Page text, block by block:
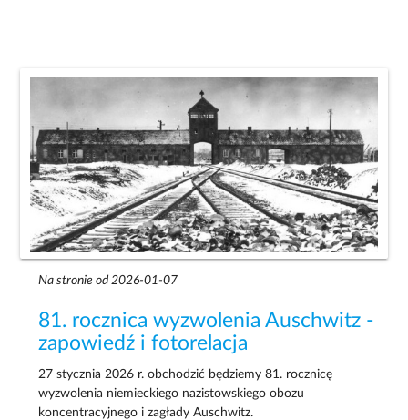
Na stronie od 2026-01-07
81. rocznica wyzwolenia Auschwitz -
zapowiedź i fotorelacja
27 stycznia 2026 r. obchodzić będziemy 81. rocznicę
wyzwolenia niemieckiego nazistowskiego obozu
koncentracyjnego i zagłady Auschwitz.